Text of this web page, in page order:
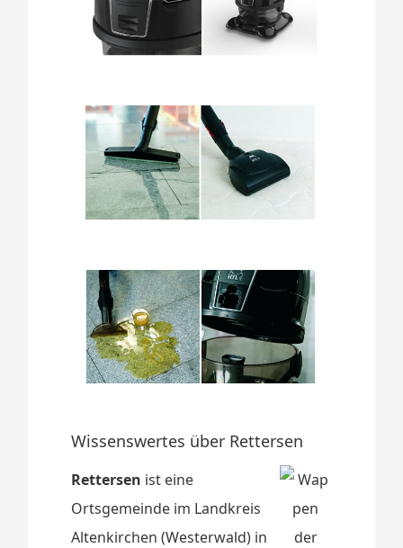
Wissenswertes über Rettersen
Rettersen ist eine
Ortsgemeinde im Landkreis
Altenkirchen (Westerwald) in